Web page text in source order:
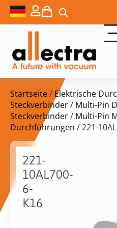
Startseite/ Elektrische
Steckverbinder/ Multi-Pin
Steckverbinder/ Multi-Pin
Durchführungen / 221-
221-
10AL700-
6-
K16
$
Lieferzeit: